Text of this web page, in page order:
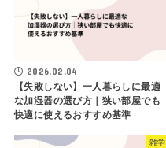
2026.02.04
【失敗しない】一人暮らしに最適
な加湿器の選び方｜狭い部屋でも
快適に使えるおすすめ基準
雑学